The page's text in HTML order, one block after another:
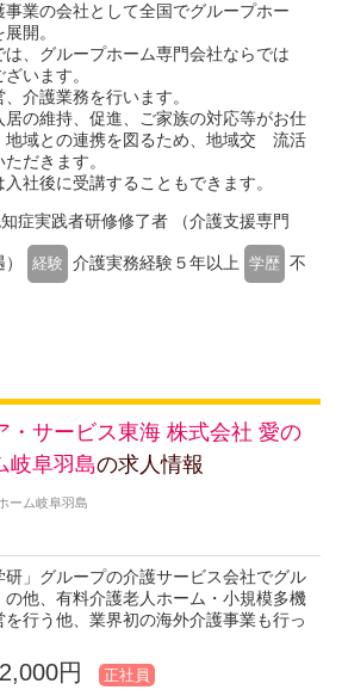
事業の会社として全国でグループホー
開。
は、グループホーム専門会社ならでは
います。
介護業務を行います。
居の維持、促進、ご家族の対応等がお仕
地域との連携を図るため、地域交 流活
だきます。
入社後に受講することもできます。
症実践者研修修了者 （介護支援専門
経験 介護実務経験５年以上 学歴 不
・サービス東海 株式会社 愛の
岐阜羽島の求人情報
ーム岐阜羽島
」グループの介護サービス会社でグル
他、有料介護老人ホーム・小規模多機
行う他、業界初の海外介護事業も行っ
円 正社員